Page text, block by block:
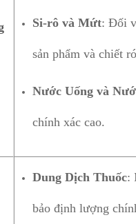
Si-rô và Mứt: Đối
sản phẩm và chiết
Nước Uống và
chính xác cao.
Dung Dịch Thuốc:
bảo định lượng